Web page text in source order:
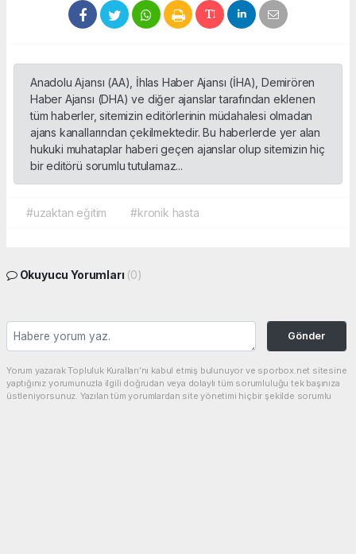
Anadolu Ajansı (AA), İhlas Haber Ajansı (İHA), Demirören
Haber Ajansı (DHA) ve diğer ajanslar tarafından eklenen
tüm haberler, sitemizin editörlerinin müdahalesi olmadan
ajans kanallarından çekilmektedir. Bu haberlerde yer alan
hukuki muhataplar haberi geçen ajanslar olup sitemizin hiç
bir editörü sorumlu tutulamaz...
#uzaktan eğitim #kronik hasta
Okuyucu Yorumları (0)
Gönder
Yorum yazarak Topluluk Kuralları’nı kabul etmiş bulunuyor ve sporbox.net sitesine
yaptığınız yorumunuzla ilgili doğrudan veya dolaylı tüm sorumluluğu tek başınıza
üstleniyorsunuz. Yazılan tüm yorumlardan site yönetimi hiçbir şekilde sorumlu